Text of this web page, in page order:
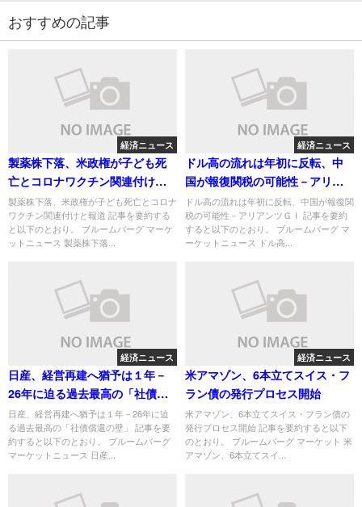
おすすめの記事
経済ニュース
製薬株下落、米政権が子ども死
亡とコロナワクチン関連付けと
報道
製薬株下落、米政権が子ども死亡とコロナ
ワクチン関連付けと報道 記事を要約する
と以下のとおり。 ブルームバーグ マーケ
ットニュース 製薬株下落...
経済ニュース
ドル高の流れは年初に反転、中
国が報復関税の可能性－アリア
ンツＧＩ
ドル高の流れは年初に反転、中国が報復関
税の可能性－アリアンツＧＩ 記事を要約
すると以下のとおり。 ブルームバーグ マ
ーケットニュース ドル高...
経済ニュース
日産、経営再建へ猶予は１年－
26年に迫る過去最高の「社債償
還の壁」
日産、経営再建へ猶予は１年－26年に迫
る過去最高の「社債償還の壁」 記事を要
約すると以下のとおり。 ブルームバーグ
マーケットニュース 日産...
経済ニュース
米アマゾン、6本立てスイス・フ
ラン債の発行プロセス開始
米アマゾン、6本立てスイス・フラン債の
発行プロセス開始 記事を要約すると以下
のとおり。 ブルームバーグ マーケット 米
アマゾン、6本立てスイ...